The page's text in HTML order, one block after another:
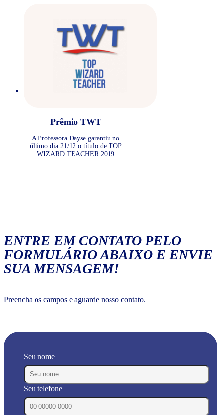
Prêmio TWT
A Professora Dayse garantiu no
último dia 21/12 o título de TOP
WIZARD TEACHER 2019
ENTRE EM CONTATO PELO
FORMULÁRIO ABAIXO E ENVIE
SUA MENSAGEM!
Preencha os campos e aguarde nosso contato.
Seu nome
Seu telefone